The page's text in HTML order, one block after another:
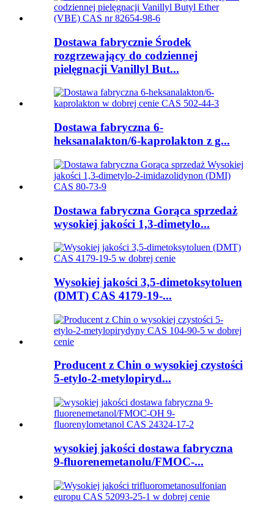
Dostawa fabrycznie Środek
rozgrzewający do codziennej
pielęgnacji Vanillyl But...
Dostawa fabryczna 6-
heksanalakton/6-kaprolakton z g...
Dostawa fabryczna Gorąca sprzedaż
wysokiej jakości 1,3-dimetylo...
Wysokiej jakości 3,5-dimetoksytoluen
(DMT) CAS 4179-19-...
Producent z Chin o wysokiej czystości
5-etylo-2-metylopiryd...
wysokiej jakości dostawa fabryczna
9-fluorenemetanolu/FMOC-...